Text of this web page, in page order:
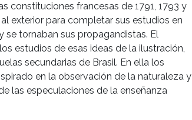
constituciones francesas de 1791, 1793 y
exterior para completar sus estudios en
se tornaban sus propagandistas. El
estudios de esas ideas de la ilustración,
secundarias de Brasil. En ella los
en la observación de la naturaleza y
las especulaciones de la enseñanza